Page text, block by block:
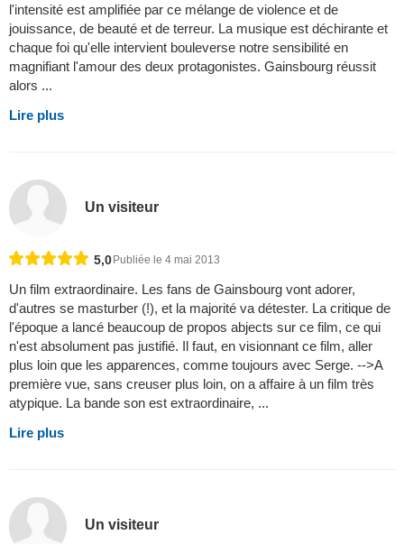
l'intensité est amplifiée par ce mélange de violence et de
jouissance, de beauté et de terreur. La musique est déchirante et
chaque foi qu'elle intervient bouleverse notre sensibilité en
magnifiant l'amour des deux protagonistes. Gainsbourg réussit
alors ...
Lire plus
Un visiteur
5,0 Publiée le 4 mai 2013
Un film extraordinaire. Les fans de Gainsbourg vont adorer,
d'autres se masturber (!), et la majorité va détester. La critique de
l'époque a lancé beaucoup de propos abjects sur ce film, ce qui
n'est absolument pas justifié. Il faut, en visionnant ce film, aller
plus loin que les apparences, comme toujours avec Serge. -->A
première vue, sans creuser plus loin, on a affaire à un film très
atypique. La bande son est extraordinaire, ...
Lire plus
Un visiteur